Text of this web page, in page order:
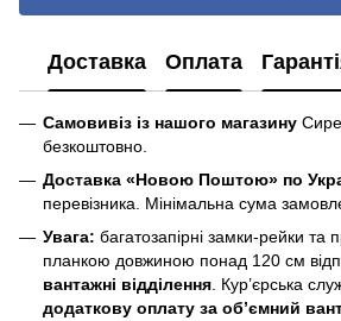
Доставка Оплата
Самовивіз із нашого магазину
безкоштовно.
Доставка «Новою Поштою» по
перевізника. Мінімальна сума
Увага: багатозапірні замки-рейки та
планкою довжиною понад 120 см
вантажні відділення. Кур’єрська
додаткову оплату за об’ємний